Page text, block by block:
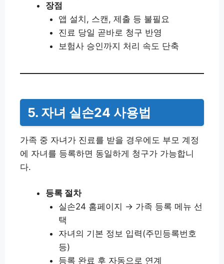
장점
앱 설치, 스캔, 제출 등 불필요
진료 당일 곧바로 청구 반영
보험사 승인까지 처리 속도 단축
5. 자녀 실손24 사용법
가족 중 자녀가 진료를 받을 경우에도 부모 계정
에 자녀를 등록하면 동일하게 청구가 가능합니
다.
등록 절차
실손24 홈페이지 → 가족 등록 메뉴 선
택
자녀의 기본 정보 입력(주민등록번호
등)
등록 완료 후 자동으로 연계